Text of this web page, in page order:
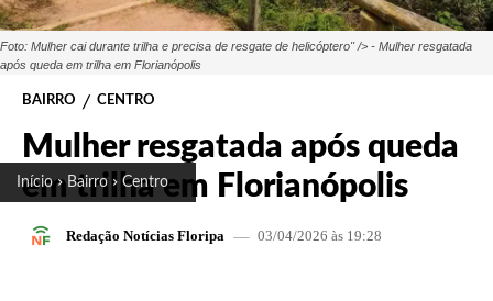
Início Bairro Centro
Foto: Mulher cai durante trilha e precisa de resgate de helicóptero" /> - Mulher resgatada
após queda em trilha em Florianópolis
BAIRRO CENTRO
Mulher resgatada após queda
em trilha em Florianópolis
Redação Notícias Floripa 03/04/2026 às 19:28